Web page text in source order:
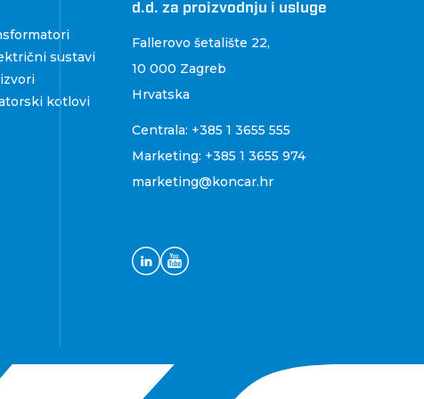
sustavi
kotlovi
d.d. za proizvodnju i usluge
Fallerovo šetalište 22,
10 000 Zagreb
Hrvatska
Centrala: +385 1 3655 555
Marketing: +385 1 3655 974
marketing@koncar.hr